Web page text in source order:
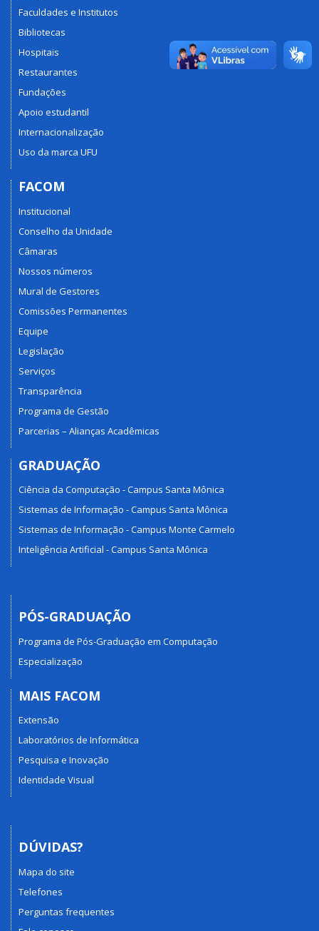
Faculdades e Institutos
Bibliotecas
Hospitais
Restaurantes
Fundações
Apoio estudantil
Internacionalização
Uso da marca UFU
FACOM
Institucional
Conselho da Unidade
Câmaras
Nossos números
Mural de Gestores
Comissões Permanentes
Equipe
Legislação
Serviços
Transparência
Programa de Gestão
Parcerias – Alianças Acadêmicas
GRADUAÇÃO
Ciência da Computação - Campus Santa Mônica
Sistemas de Informação - Campus Santa Mônica
Sistemas de Informação - Campus Monte Carmelo
Inteligência Artificial - Campus Santa Mônica
PÓS-GRADUAÇÃO
Programa de Pós-Graduação em Computação
Especialização
MAIS FACOM
Extensão
Laboratórios de Informática
Pesquisa e Inovação
Identidade Visual
DÚVIDAS?
Mapa do site
Telefones
Perguntas frequentes